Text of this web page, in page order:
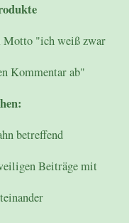
Motto "ich weiß zwar
Kommentar ab"
betreffend
Beiträge mit